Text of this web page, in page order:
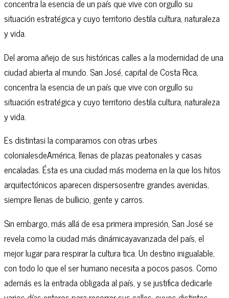
concentra la esencia de un país que vive con orgullo su
situación estratégica y cuyo territorio destila cultura, naturaleza
y vida.
Del aroma añejo de sus históricas calles a la modernidad de una
ciudad abierta al mundo. San José, capital de Costa Rica,
concentra la esencia de un país que vive con orgullo su
situación estratégica y cuyo territorio destila cultura, naturaleza
y vida.
Es distintasi la comparamos con otras urbes
colonialesdeAmérica, llenas de plazas peatonales y casas
encaladas. Ésta es una ciudad más moderna en la que los hitos
arquitectónicos aparecen dispersosentre grandes avenidas,
siempre llenas de bullicio, gente y carros.
Sin embargo, más allá de esa primera impresión, San José se
revela como la ciudad más dinámicayavanzada del país, el
mejor lugar para respirar la cultura tica. Un destino inigualable,
con todo lo que el ser humano necesita a pocos pasos. Como
además es la entrada obligada al país, y se justifica dedicarle